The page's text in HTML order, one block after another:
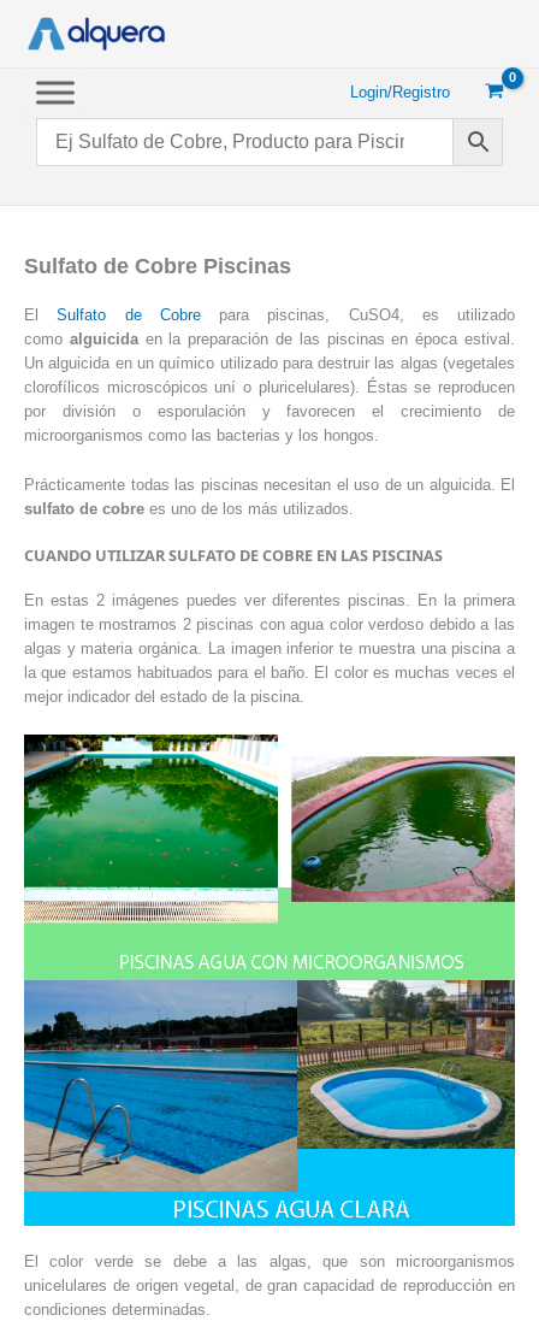
Login/Registro
Sulfato de Cobre Piscinas
ElSulfato de Cobrepara piscinas, CuSO4, es utilizado
como alguicidaen la preparación de las piscinas en época estival.
Un alguicida en un químico utilizado para destruir las algas (vegetales
clorofílicos microscópicos uní o pluricelulares). Éstas se reproducen
por división o esporulación y favorecen el crecimiento de
microorganismos como las bacterias y los hongos.
Prácticamente todas las piscinas necesitan el uso de un alguicida. El
sulfato de cobre es uno de los más utilizados.
CUANDO UTILIZAR SULFATO DE COBRE EN LAS PISCINAS
En estas 2 imágenes puedes ver diferentes piscinas. En la primera
imagen te mostramos 2 piscinas con agua color verdoso debido a las
algas y materia orgánica. La imagen inferior te muestra una piscina a
la que estamos habituados para el baño. El color es muchas veces el
mejor indicador del estado de la piscina.
El color verde se debe a las algas, que son microorganismos
unicelulares de origen vegetal, de gran capacidad de reproducción en
condiciones determinadas.